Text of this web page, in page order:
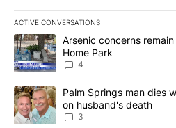
ACTIVE CONVERSATIONS
The following is a list of the most
A trending article titled "Arsenic
Arsenic concerns
Home Park
4
A trending article titled "Palm
Palm Springs man dies
on husband's death
3